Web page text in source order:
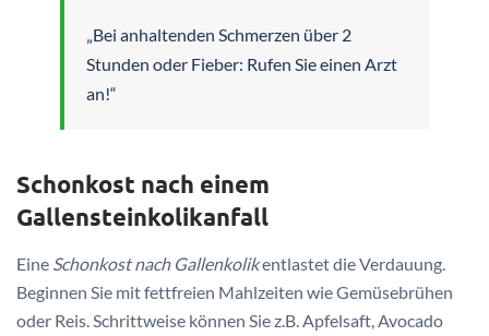
„Bei anhaltenden Schmerzen über 2
Stunden oder Fieber: Rufen Sie einen Arzt
an!“
Schonkost nach einem
Gallensteinkolikanfall
Eine Schonkost nach Gallenkolikentlastet die Verdauung.
Beginnen Sie mit fettfreien Mahlzeiten wie Gemüsebrühen
oder Reis. Schrittweise können Sie z.B. Apfelsaft, Avocado